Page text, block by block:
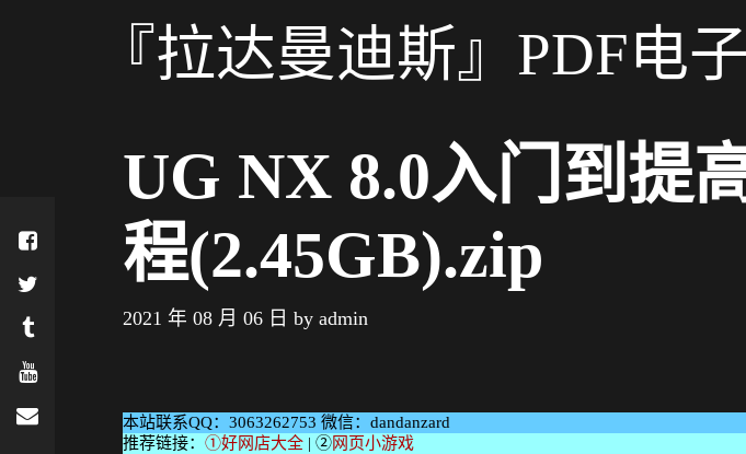
『拉达曼迪斯』PDF电
UG NX 8.0入门到提
程(2.45GB).zip
2021 年 08 月 06 日 by admin
本站联系QQ：3063262753 微信：dandanzard
推荐链接： ①好网店大全 | ②网页小游戏